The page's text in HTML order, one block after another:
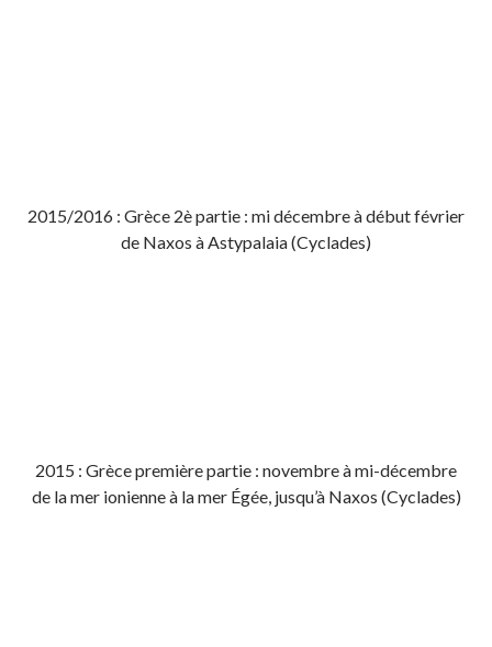
2015/2016 : Grèce 2è partie : mi décembre à début février
de Naxos à Astypalaia (Cyclades)
2015 : Grèce première partie : novembre à mi-décembre
de la mer ionienne à la mer Égée, jusqu’à Naxos (Cyclades)